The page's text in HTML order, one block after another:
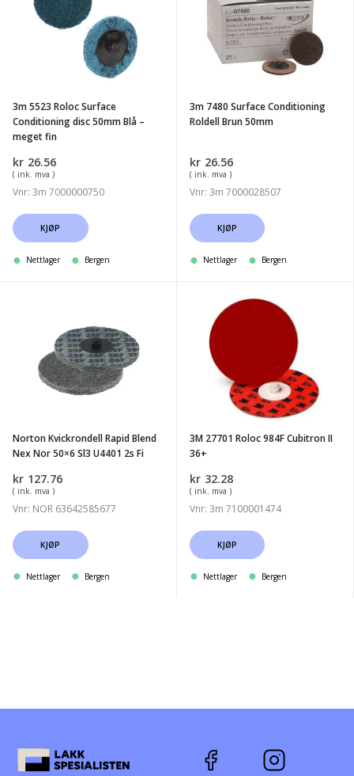
Roloc
Surface
Conditioning
Blå
-
fin
3m 5523 Roloc Surface
Conditioning disc 50mm Blå –
meget fin
kr 26.56
( ink. mva )
Vnr: 3m 7000000750
KJØP
Nettlager Bergen
Surface
Conditioning
Roldell
3m 7480 Surface Conditioning
Roldell Brun 50mm
kr 26.56
( ink. mva )
Vnr: 3m 7000028507
KJØP
Nettlager Bergen
Kvickrondell
Blend
Sl3
2s
Fi
Norton Kvickrondell Rapid Blend
Nex Nor 50×6 Sl3 U4401 2s Fi
kr 127.76
( ink. mva )
Vnr: NOR 63642585677
KJØP
Nettlager Bergen
27701
Roloc
984F
Cubitron
3M 27701 Roloc 984F Cubitron II
36+
kr 32.28
( ink. mva )
Vnr: 3m 7100001474
KJØP
Nettlager Bergen